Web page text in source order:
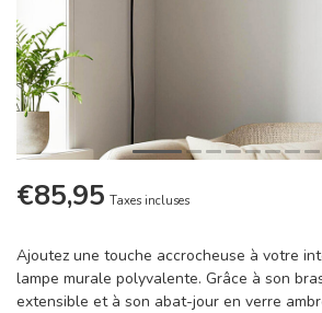
€85,95 Taxes incluses
Ajoutez une touche accrocheuse à votre
lampe murale polyvalente. Grâce à son
extensible et à son abat-jour en verre